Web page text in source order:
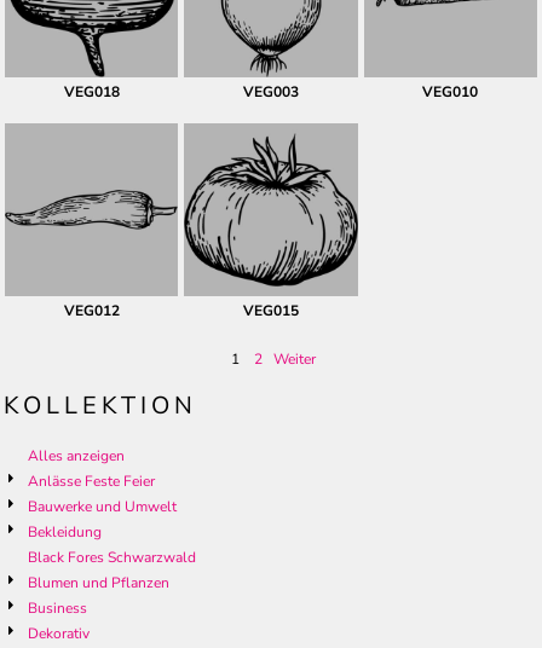
VEG018 VEG003 VEG010
VEG012 VEG015
1 2 Weiter
KOLLEKTION
Alles anzeigen
Anlässe Feste Feier
Bauwerke und Umwelt
Bekleidung
Black Fores Schwarzwald
Blumen und Pflanzen
Business
Dekorativ